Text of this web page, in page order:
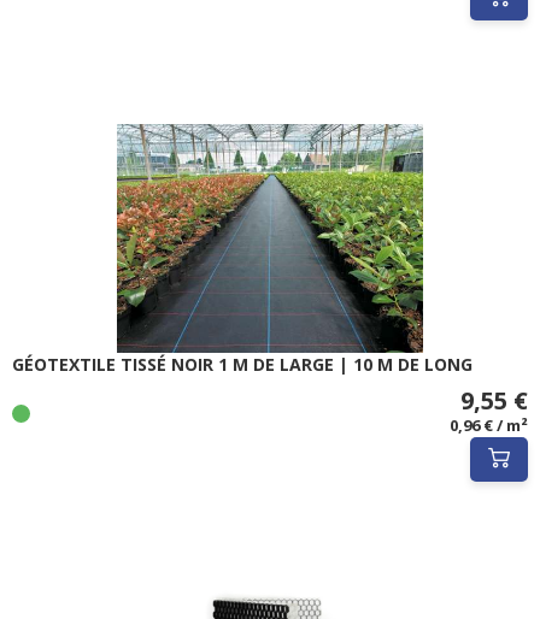
GÉOTEXTILE TISSÉ NOIR 1 M DE LARGE | 10 M DE LONG
9,55 €
0,96 € / m²